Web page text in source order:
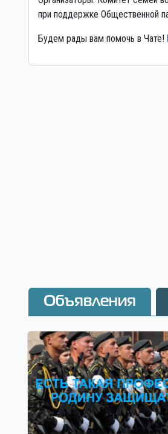
при поддержке Общественной
Будем рады вам помочь в Чате!
Объявления